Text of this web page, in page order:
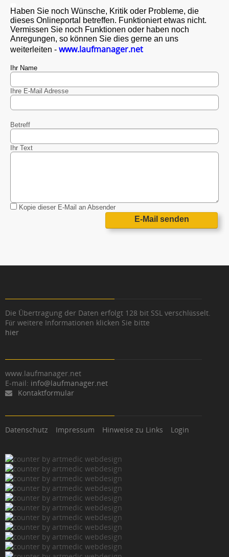
Haben Sie noch Wünsche, Kritik oder Probleme, die
dieses Onlineportal betreffen. Funktioniert etwas nicht.
Vermissen Sie noch Funktionen oder haben noch
Anregungen, so können Sie dies gerne an uns
weiterleiten - www.laufmanager.net
Ihr Name
Ihre E-Mail Adresse
Betreff
Ihr Text
Kopie dieser E-Mail an Absender
E-Mail senden
Die Übertragung der Daten erfolgt 128 bit SSL verschlüsselt.
Für weitere Informationen klicken Sie bitte
hier
www.laufmanager.net
E-mail: info@laufmanager.net
Kontaktformular
Datenschutz Impressum Hinweise zu Links Login